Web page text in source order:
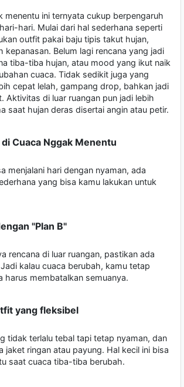
menentu ini ternyata cukup berpengaruh
hari. Mulai dari hal sederhana seperti
outfit pakai baju tipis takut hujan,
kepanasan. Belum lagi rencana yang jadi
tiba-tiba hujan, atau mood yang ikut naik
cuaca. Tidak sedikit juga yang
cepat lelah, gampang drop, bahkan jadi
Aktivitas di luar ruangan pun jadi lebih
saat hujan deras disertai angin atau petir.
Cuaca Nggak Menentu
menjalani hari dengan nyaman, ada
yang bisa kamu lakukan untuk
"Plan B"
rencana di luar ruangan, pastikan ada
kalau cuaca berubah, kamu tetap
harus membatalkan semuanya.
yang fleksibel
tidak terlalu tebal tapi tetap nyaman, dan
jaket ringan atau payung. Hal kecil ini bisa
saat cuaca tiba-tiba berubah.